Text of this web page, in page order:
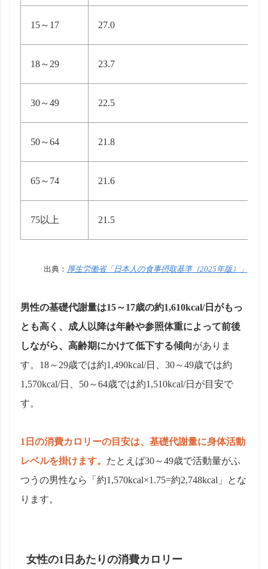
15～17 27.0
18～29 23.7
30～49 22.5
50～64 21.8
65～74 21.6
75以上 21.5
出典： 厚生労働省「日本人の食事摂取基準（2025年版）」
男性の基礎代謝量は15～17歳の約1,610kcal/日がもっ
とも高く、成人以降は年齢や参照体重によって前後
しながら、高齢期にかけて低下する傾向がありま
す。18～29歳では約1,490kcal/日、30～49歳では約
1,570kcal/日、50～64歳では約1,510kcal/日が目安で
す。
1日の消費カロリーの目安は、基礎代謝量に身体活動
レベルを掛けます。 たとえば30～49歳で活動量がふ
つうの男性なら「約1,570kcal×1.75=約2,748kcal」とな
ります。
女性の1日あたりの消費カロリー